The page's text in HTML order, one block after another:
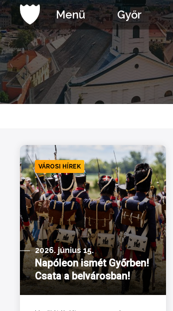
Ugrás
a
tartalomhoz
Menü Győr
VÁROSI HÍREK
2026. június 15.
Napóleon ismét Győrben!
Csata a belvárosban!